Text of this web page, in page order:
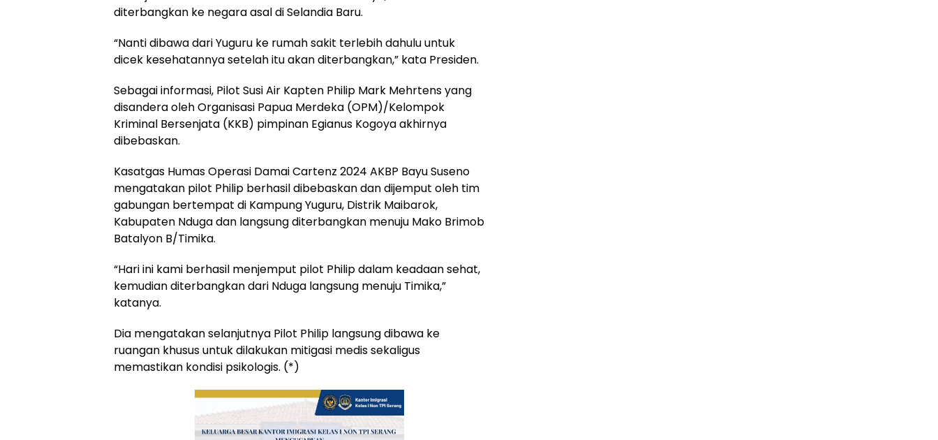
diterbangkan ke negara asal di Selandia Baru.
“Nanti dibawa dari Yuguru ke rumah sakit terlebih dahulu untuk
dicek kesehatannya setelah itu akan diterbangkan,” kata Presiden.
Sebagai informasi, Pilot Susi Air Kapten Philip Mark Mehrtens yang
disandera oleh Organisasi Papua Merdeka (OPM)/Kelompok
Kriminal Bersenjata (KKB) pimpinan Egianus Kogoya akhirnya
dibebaskan.
Kasatgas Humas Operasi Damai Cartenz 2024 AKBP Bayu Suseno
mengatakan pilot Philip berhasil dibebaskan dan dijemput oleh tim
gabungan bertempat di Kampung Yuguru, Distrik Maibarok,
Kabupaten Nduga dan langsung diterbangkan menuju Mako Brimob
Batalyon B/Timika.
“Hari ini kami berhasil menjemput pilot Philip dalam keadaan sehat,
kemudian diterbangkan dari Nduga langsung menuju Timika,”
katanya.
Dia mengatakan selanjutnya Pilot Philip langsung dibawa ke
ruangan khusus untuk dilakukan mitigasi medis sekaligus
memastikan kondisi psikologis. (*)